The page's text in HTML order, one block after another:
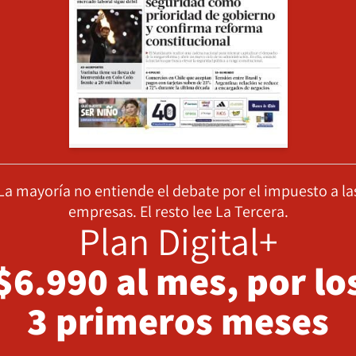
mayoría no entiende el debate por el impuesto a
empresas. El resto lee La Tercera.
Plan Digital+
al mes, por
3 primeros meses